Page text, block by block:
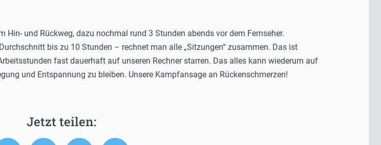
Hin- und Rückweg, dazu nochmal rund 3 Stunden abends vor dem Fernseher.
bis zu 10 Stunden – rechnet man alle „Sitzungen“ zusammen. Das ist
fast dauerhaft auf unseren Rechner starren. Das alles kann wiederum auf
und Entspannung zu bleiben. Unsere Kampfansage an Rückenschmerzen!